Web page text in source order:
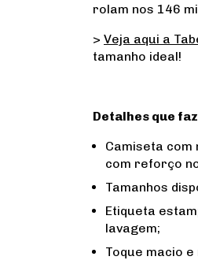
rolam nos 146
> Veja aqui a
tamanho ideal!
Detalhes que
Camiseta com
com reforço
Tamanhos
Etiqueta
lavagem;
Toque macio